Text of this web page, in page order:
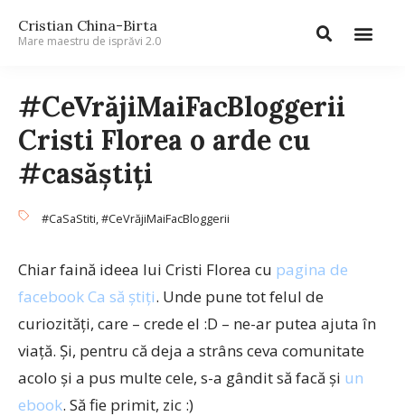
Cristian China-Birta
Mare maestru de isprăvi 2.0
#CeVrăjiMaiFacBloggerii
Cristi Florea o arde cu
#casăştiţi
#CaSaStiti,#CeVrăjiMaiFacBloggerii
Chiar faină ideea lui Cristi Florea cu pagina de
facebook Ca să ştiţi. Unde pune tot felul de
curiozităţi, care – crede el :D – ne-ar putea ajuta în
viaţă. Şi, pentru că deja a strâns ceva comunitate
acolo şi a pus multe cele, s-a gândit să facă şi un
ebook. Să fie primit, zic :)